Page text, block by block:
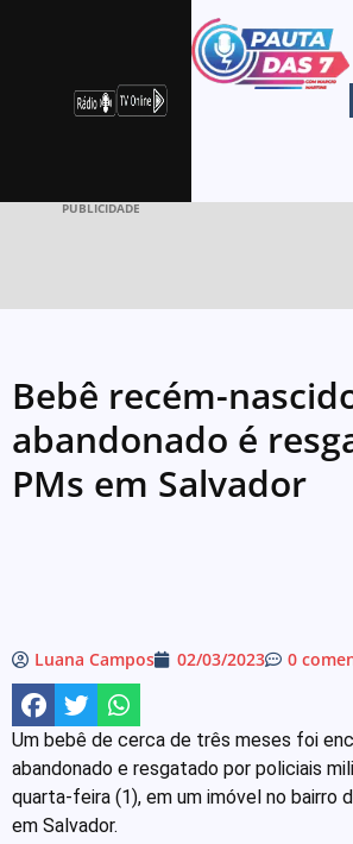
PUBLICIDADE
Bebê recém-
abandonado é
PMs em Salvador
Luana Campos 02/03/2023 0
Um bebê de cerca de três meses foi
abandonado e resgatado por policiais
quarta-feira (1), em um imóvel no bairro
em Salvador.